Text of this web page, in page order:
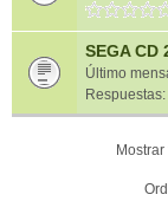
SEGA CD
Último
Respuestas: